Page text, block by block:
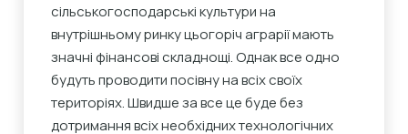
сільськогосподарські культури на
внутрішньому ринку цьогоріч аграрії мають
значні фінансові складнощі. Однак все одно
будуть проводити посівну на всіх своїх
територіях. Швидше за все це буде без
дотримання всіх необхідних технологічних